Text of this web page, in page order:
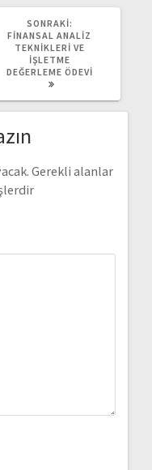
SONRAKI:
YAZI:
FINANSAL ANALIZ
TEKNIKLERI VE
İŞLETME
DEĞERLEME ÖDEVI
Gerekli alanlar